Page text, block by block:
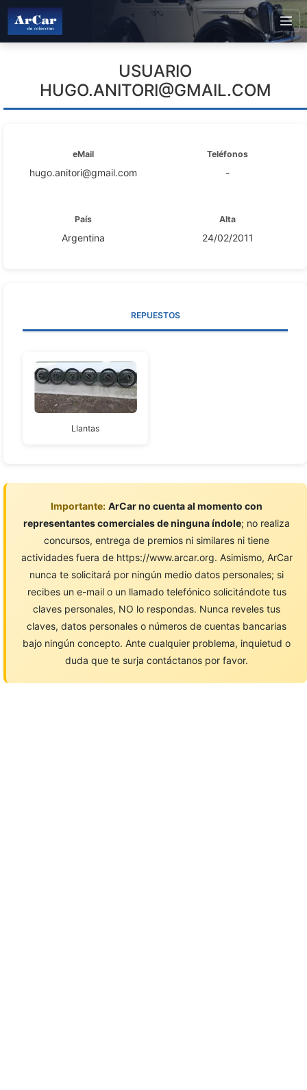
USUARIO
HUGO.ANITORI@GMAIL.COM
eMail
hugo.anitori@gmail.com
Teléfonos
-
País
Argentina
Alta
24/02/2011
REPUESTOS
Llantas
Importante: ArCar no cuenta al momento con
representantes comerciales de ninguna índole; no realiza
concursos, entrega de premios ni similares ni tiene
actividades fuera de https://www.arcar.org. Asimismo, ArCar
nunca te solicitará por ningún medio datos personales; si
recibes un e-mail o un llamado telefónico solicitándote tus
claves personales, NO lo respondas. Nunca reveles tus
claves, datos personales o números de cuentas bancarias
bajo ningún concepto. Ante cualquier problema, inquietud o
duda que te surja contáctanos por favor.